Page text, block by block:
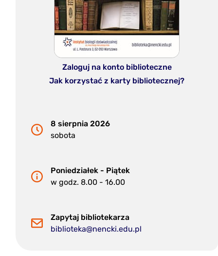
Zaloguj na konto biblioteczne
Jak korzystać z karty bibliotecznej?
8 sierpnia 2026
sobota
Poniedziałek - Piątek
w godz. 8.00 - 16.00
Zapytaj bibliotekarza
biblioteka@nencki.edu.pl